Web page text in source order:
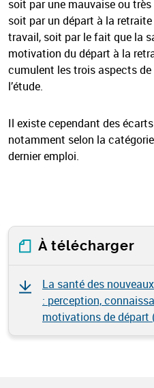
soit par une mauvaise ou
soit par un départ à la
travail, soit par le fait que la
motivation du départ à la
cumulent les trois aspects
l’étude.
Il existe cependant des
notamment selon la
dernier emploi.
À télécharger
La santé des
: perception,
motivations de départ